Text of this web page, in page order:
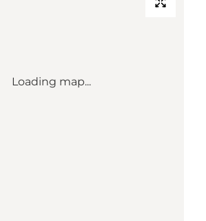
Loading map...